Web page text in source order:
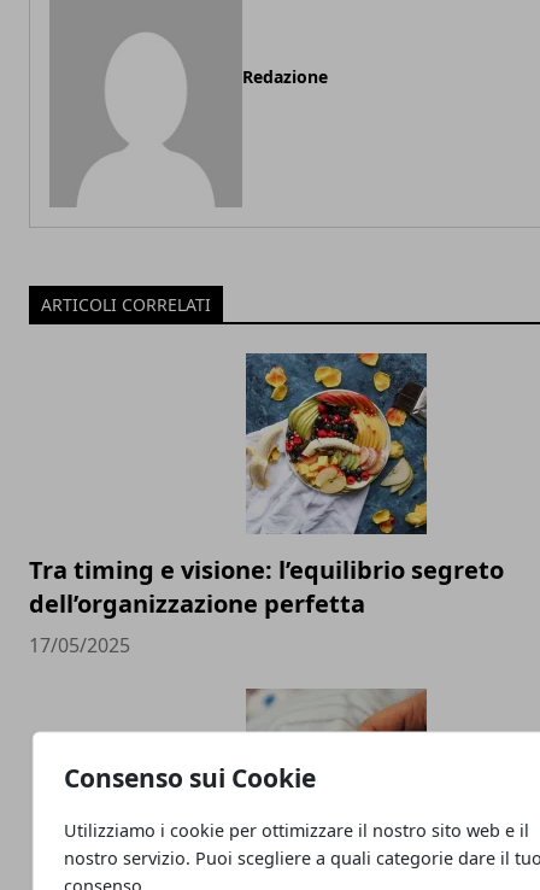
Consenso sui Cookie
Utilizziamo i cookie per ottimizzare il nostro sito web e il
nostro servizio. Puoi scegliere a quali categorie dare il
consenso.
Redazione
ARTICOLI CORRELATI
Tra timing e visione: l’equilibrio segreto
dell’organizzazione perfetta
17/05/2025